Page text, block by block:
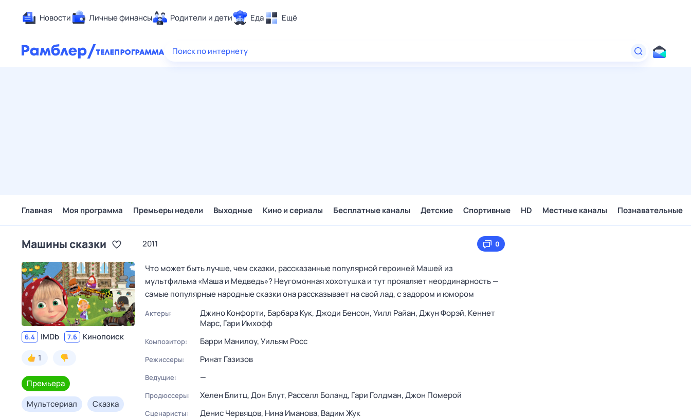
Новости Личные финансы Родители и дети Еда Ещё
Здоровье
Поиск по интернету
Главная Моя программа Премьеры недели Выходные Кино и сериалы Бесплатные каналы Детские Спортивные HD Местные каналы Познавательные
Машины сказки 2011 0
6.4 IMDb 7.6
Кинопоиск
1
Премьера
Мультсериал
Сказка
Что может быть лучше, чем сказки, рассказанные популярной героиней Машей из
мультфильма «Маша и Медведь»? Неугомонная хохотушка и тут проявляет неординарность —
самые популярные народные сказки она рассказывает на свой лад, с задором и юмором
Актеры: Джино Конфорти, Барбара Кук,Джоди Бенсон,Уилл Райан,Джун Форэй, Кеннет
Марс, Гари Имхофф
Композитор: Барри Манилоу,Уильям Росс
Режиссеры: Ринат Газизов
Ведущие: —
Продюссеры: Хелен Блитц,Дон Блут, Расселл Боланд, Гари Голдман,Джон Померой
Сценаристы: Денис Червяцов, Нина Иманова, Вадим Жук